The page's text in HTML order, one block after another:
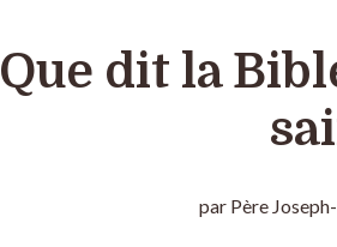
Que dit la
par Père